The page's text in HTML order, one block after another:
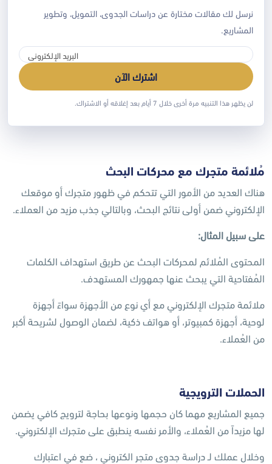
تطرّقنا للحديث عن خطوات وتجهيزات عديدة للبدء بالمشروع، ولكن
قبل كل ذلك، عليك تحديد نوع المُنتجات التي ستقوم بعرضها.
وإن كنت لم تُقرر بعد ما هو المجال الذي تود الخوض فيه، عليك
عمل دراسة شاملة لاحتياجات مستخدمي الإنترنت، وما هي السلع
التي تشهد إقبالاً كبيراً لشرائها، وبعدها يُمكنك اتخاذ قرار صائب بهذا
مُلائمة متجرك مع محركات البحث
هناك العديد من الأمور التي تتحكم في ظهور متجرك أو موقعك
الإلكتروني ضمن أولى نتائج البحث، وبالتالي جذب مزيد من العملاء.
على سبيل المثال:
المحتوى المُلائم لمحركات البحث عن طريق استهداف الكلمات
المُفتاحية التي يبحث عنها جمهورك المستهدف.
ملائمة متجرك الإلكتروني مع أي نوع من الأجهزة سواءً أجهزة
لوحية، أجهزة كمبيوتر، أو هواتف ذكية، لضمان الوصول لشريحة أكبر
من العُملاء.
الحملات الترويجية
جميع المشاريع مهما كان حجمها ونوعها بحاجة لترويج كافي يضمن
لها مزيداً من العُملاء، والأمر نفسه ينطبق على متجرك الإلكتروني.
وخلال عملك لـ دراسة جدوى متجر الكتروني ، ضع في اعتبارك
نرسل لك مقالات مختارة عن دراسات الجدوى، التمويل، وتطوير
المشاريع.
اشترك الآن
لن يظهر هذا التنبيه مرة أخرى خلال 7 أيام بعد إغلاقه أو الاشتراك.